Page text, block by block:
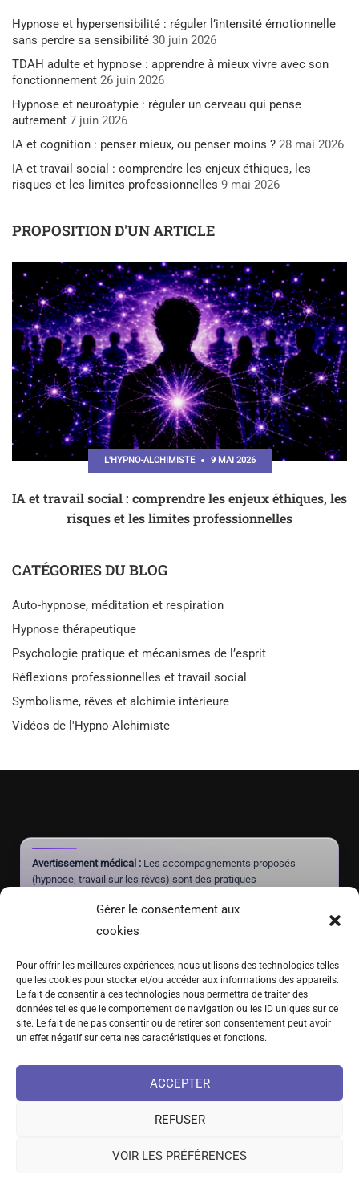
Gérer le consentement aux
cookies
Pour offrir les meilleures expériences, nous utilisons des technologies telles
que les cookies pour stocker et/ou accéder aux informations des appareils.
Le fait de consentir à ces technologies nous permettra de traiter des
données telles que le comportement de navigation ou les ID uniques sur ce
site. Le fait de ne pas consentir ou de retirer son consentement peut avoir
un effet négatif sur certaines caractéristiques et fonctions.
ACCEPTER
REFUSER
VOIR LES PRÉFÉRENCES
Hypnose et hypersensibilité : réguler l’intensité émotionnelle
sans perdre sa sensibilité 30 juin 2026
TDAH adulte et hypnose : apprendre à mieux vivre avec son
fonctionnement 26 juin 2026
Hypnose et neuroatypie : réguler un cerveau qui pense
autrement 7 juin 2026
IA et cognition : penser mieux, ou penser moins ? 28 mai 2026
IA et travail social : comprendre les enjeux éthiques, les
risques et les limites professionnelles 9 mai 2026
PROPOSITION D'UN ARTICLE
L'HYPNO-ALCHIMISTE 9 MAI 2026
IA et travail social : comprendre les enjeux éthiques, les
risques et les limites professionnelles
CATÉGORIES DU BLOG
Auto-hypnose, méditation et respiration
Hypnose thérapeutique
Psychologie pratique et mécanismes de l’esprit
Réflexions professionnelles et travail social
Symbolisme, rêves et alchimie intérieure
Vidéos de l'Hypno-Alchimiste
Avertissement médical : Les accompagnements proposés
(hypnose, travail sur les rêves) sont des pratiques
constituent pas un acte médical, ne posent aucun diagnostic et
ne doivent jamais se substituer à un traitement prescrit par un
(+41) 076 639 37 64
Fritz-Marchand 2 · 2615 Sonvilier · SUISSE
info@hypno-alchimiste.com
©2021-2026 Rayan Gori – L’Hypno-Alchimiste | Tous droits réservés